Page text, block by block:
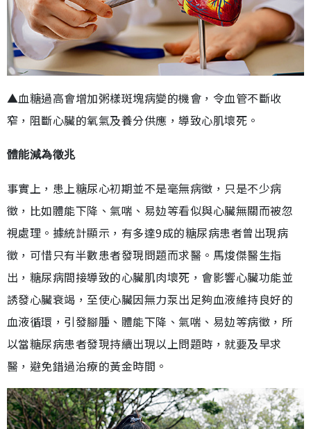
▲血糖過高會增加粥樣斑塊病變的機會，令血管不斷收
窄，阻斷心臟的氧氣及養分供應，導致心肌壞死。
體能減為徵兆
事實上，患上糖尿心初期並不是毫無病徵，只是不少病
徵，比如體能下降、氣喘、易攰等看似與心臟無關而被忽
視處理。據統計顯示，有多達9成的糖尿病患者曾出現病
徵，可惜只有半數患者發現問題而求醫。馬焌傑醫生指
出，糖尿病間接導致的心臟肌肉壞死，會影響心臟功能並
誘發心臟衰竭，至使心臟因無力泵出足夠血液維持良好的
血液循環，引發腳腫、體能下降、氣喘、易攰等病徵，所
以當糖尿病患者發現持續出現以上問題時，就要及早求
醫，避免錯過治療的黃金時間。